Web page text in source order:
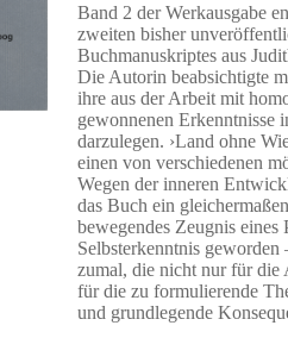
Band 2 der Werkausgabe
zweiten bisher
Buchmanuskriptes aus
Die Autorin beabsichtigte
ihre aus der Arbeit mit
gewonnenen Erkenntnisse
darzulegen. ›Land ohne
einen von verschiedenen
Wegen der inneren
das Buch ein
bewegendes Zeugnis eines
Selbsterkenntnis geworden
zumal, die nicht nur für die
für die zu formulierende
und grundlegende